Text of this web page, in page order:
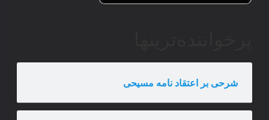
شرحی بر اعتقاد نامه مسیحی